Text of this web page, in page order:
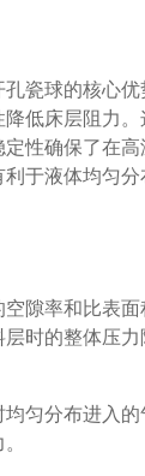
瓷球的核心
低床层阻力
性确保了在
于液体均匀分
隙率和比表
时的整体压力
匀分布进入